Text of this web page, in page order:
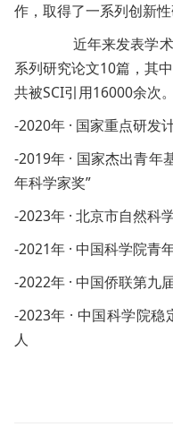
作，取得了一系列创新
近年来发表学术论
系列研究论文10篇，其
共被SCI引用16000余次。
-2020年 · 国家重点研发
-2019年 · 国家杰出青年
年科学家奖”
-2023年 · 北京市自然科
-2021年 · 中国科学院青
-2022年 · 中国侨联第九
-2023年 · 中国科学院稳
人